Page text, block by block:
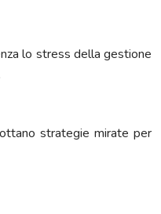
lo stress della gestione
strategie mirate per